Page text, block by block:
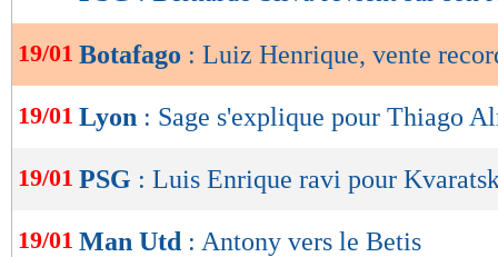
de
lecture
OK
19/01 Botafago : Luiz Henrique, vente
19/01 Lyon : Sage s'explique pour Thiago
19/01 PSG : Luis Enrique ravi pour
19/01 Man Utd : Antony vers le Betis